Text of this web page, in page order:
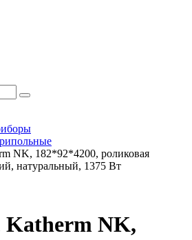
NK, 182*92*4200, роликовая
натуральный, 1375 Вт
Katherm NK,